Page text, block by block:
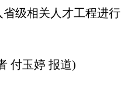
级相关人才工程进行
付玉婷 报道)